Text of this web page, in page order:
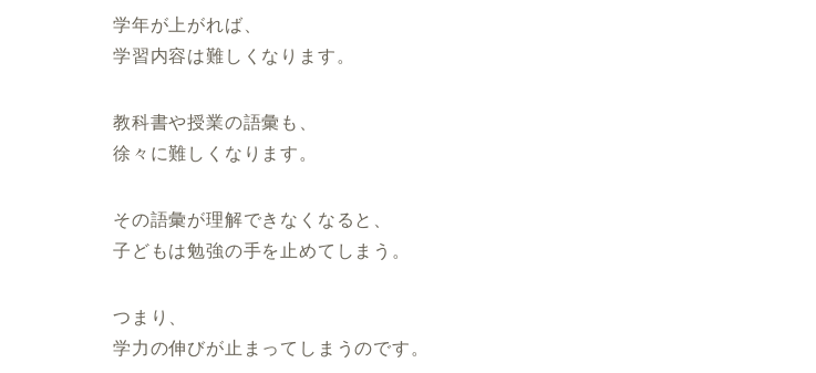
学年が上がれば、
学習内容は難しくなります。
教科書や授業の語彙も、
徐々に難しくなります。
その語彙が理解できなくなると、
子どもは勉強の手を止めてしまう。
つまり、
学力の伸びが止まってしまうのです。